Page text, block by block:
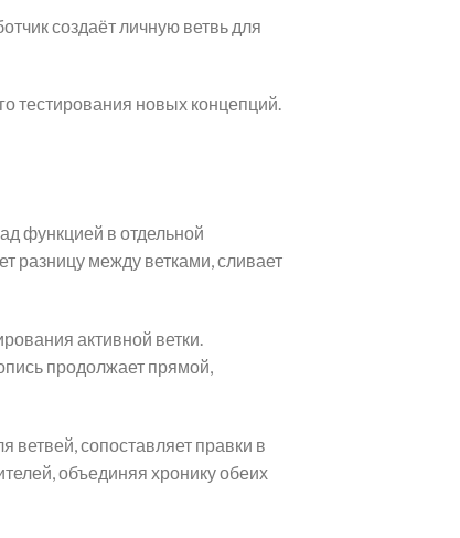
создаёт личную ветвь для
тестирования новых концепций.
функцией в отдельной
разницу между ветками, сливает
активной ветки.
продолжает прямой,
сопоставляет правки в
объединяя хронику обеих